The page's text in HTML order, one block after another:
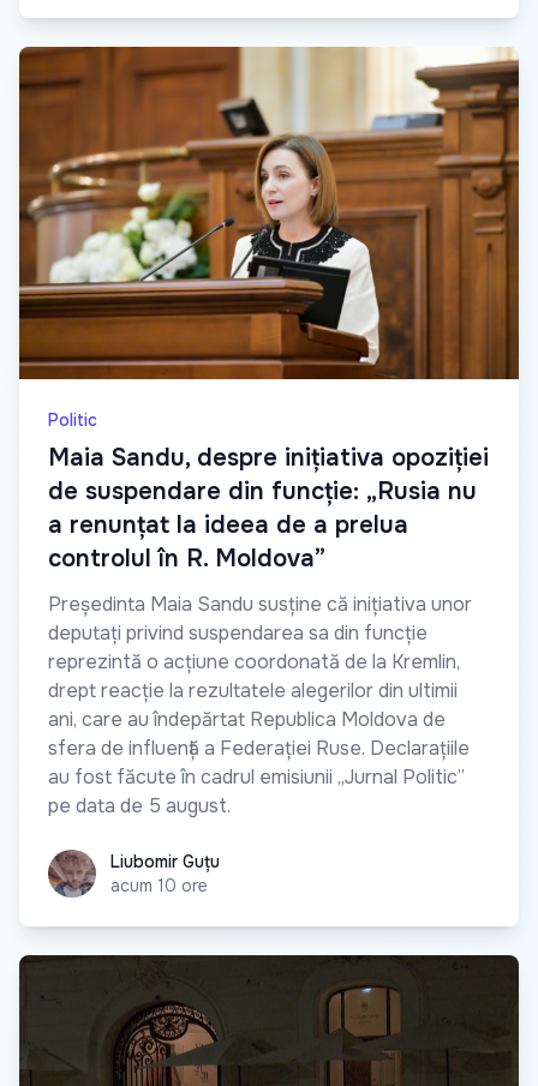
Politic
Maia Sandu, despre inițiativa opoziției
de suspendare din funcție: „Rusia nu
a renunțat la ideea de a prelua
controlul în R. Moldova”
Președinta Maia Sandu susține că inițiativa unor
deputați privind suspendarea sa din funcție
reprezintă o acțiune coordonată de la Kremlin,
drept reacție la rezultatele alegerilor din ultimii
ani, care au îndepărtat Republica Moldova de
sfera de influență a Federației Ruse. Declarațiile
au fost făcute în cadrul emisiunii „Jurnal Politic”
pe data de 5 august.
Liubomir Guțu
Liubomir Guțu
acum 10 ore